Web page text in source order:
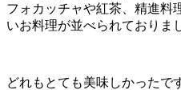
フォカッチャや紅茶、精進料
いお料理が並べられておりま
どれもとても美味しかったで